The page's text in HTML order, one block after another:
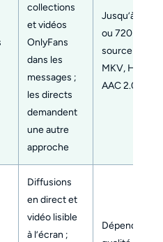
collections
et vidéos
OnlyFans
dans les
messages ;
les directs
demandent
une autre
approche
Jusqu’à
ou 720p
source ; MP4
MKV, H.264
AAC 2.0
Diffusions
en direct et
vidéo lisible
à l’écran ;
Dépend de la